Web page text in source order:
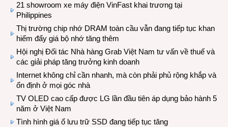
21 showroom xe máy điện VinFast khai trương tại
Philippines
Thị trường chip nhớ DRAM toàn cầu vẫn đang tiếp tục khan
hiếm đẩy giá bộ nhớ tăng thêm
Hội nghị Đối tác Nhà hàng Grab Việt Nam tư vấn về thuế và
các giải pháp tăng trưởng kinh doanh
Internet không chỉ cần nhanh, mà còn phải phủ rộng khắp và
ổn định ở mọi góc nhà
TV OLED cao cấp được LG lần đầu tiên áp dụng bảo hành 5
năm ở Việt Nam
Tình hình giá ổ lưu trữ SSD đang tiếp tục tăng